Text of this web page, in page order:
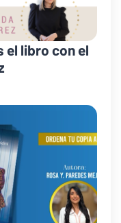
el libro con el